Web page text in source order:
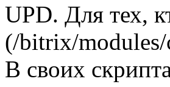
UPD. Для тех,
(/bitrix/modules/
В своих